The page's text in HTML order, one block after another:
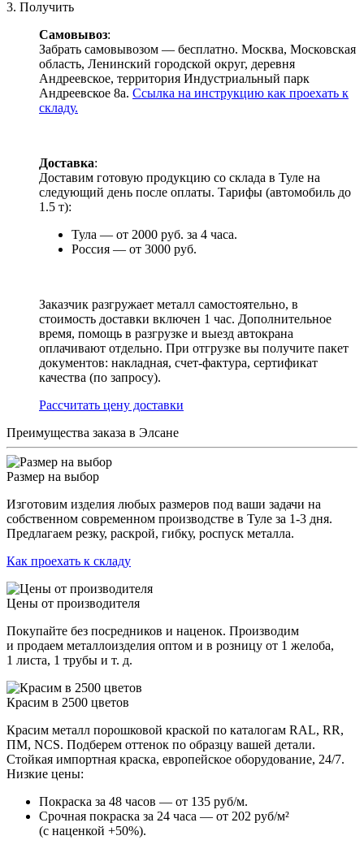
3. Получить
Самовывоз:
Забрать самовывозом — бесплатно. Москва, Московская
область, Ленинский городской округ, деревня
Андреевское, территория Индустриальный парк
Андреевское 8а. Ссылка на инструкцию как проехать к
складу.
Доставка:
Доставим готовую продукцию со склада в Туле на
следующий день после оплаты. Тарифы (автомобиль до
1.5 т):
Тула — от 2000 руб. за 4 часа.
Россия — от 3000 руб.
Заказчик разгружает металл самостоятельно, в
стоимость доставки включен 1 час. Дополнительное
время, помощь в разгрузке и выезд автокрана
оплачивают отдельно. При отгрузке вы получите пакет
документов: накладная, счет-фактура, сертификат
качества (по запросу).
Раcсчитать цену доставки
Преимущества заказа в Элсане
Размер на выбор
Изготовим изделия любых размеров под ваши задачи на
собственном современном производстве в Туле за 1-3 дня.
Предлагаем резку, раскрой, гибку, роспуск металла.
Как проехать к складу
Цены от производителя
Покупайте без посредников и наценок. Производим
и продаем металлоизделия оптом и в розницу от 1 желоба,
1 листа, 1 трубы и т. д.
Красим в 2500 цветов
Красим металл порошковой краской по каталогам RAL, RR,
ПМ, NCS. Подберем оттенок по образцу вашей детали.
Стойкая импортная краска, европейское оборудование, 24/7.
Низкие цены:
Покраска за 48 часов — от 135 руб/м.
Срочная покраска за 24 часа — от 202 руб/м²
(с наценкой +50%).